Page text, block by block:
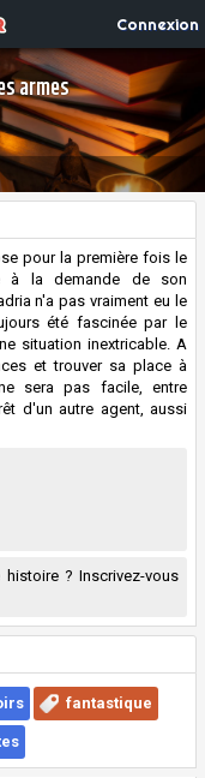
Connexion
armes
pour la première fois le
à la demande de son
n'a pas vraiment eu le
été fascinée par le
situation inextricable. A
et trouver sa place à
sera pas facile, entre
d'un autre agent, aussi
? Inscrivez-vous
fantastique